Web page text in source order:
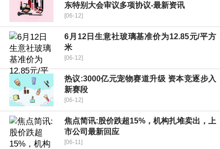
东特别大会审议多项协议-最新资讯
[06-12]
6月12日生意社玻璃基准价为12.85元/平方
米
[06-12]
热议:3000亿元宠物赛道升级 资本竞逐步入
新赛段
[06-12]
焦点简讯:股价跌超15%，机构扎堆卖出，上
市公司最新回应
[06-11]